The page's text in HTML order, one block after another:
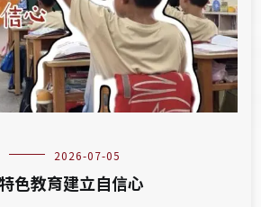
2026-07-05
色教育建立自信心